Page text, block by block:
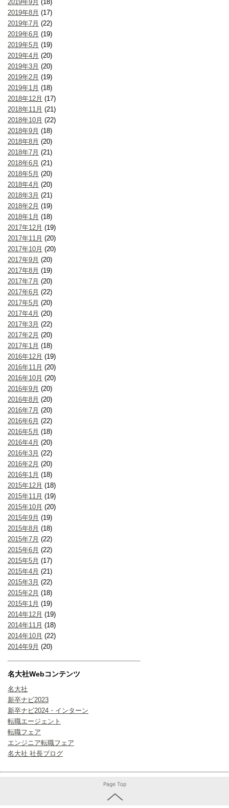
2019年9月 (18)
2019年8月 (17)
2019年7月 (22)
2019年6月 (19)
2019年5月 (19)
2019年4月 (20)
2019年3月 (20)
2019年2月 (19)
2019年1月 (18)
2018年12月 (17)
2018年11月 (21)
2018年10月 (22)
2018年9月 (18)
2018年8月 (20)
2018年7月 (21)
2018年6月 (21)
2018年5月 (20)
2018年4月 (20)
2018年3月 (21)
2018年2月 (19)
2018年1月 (18)
2017年12月 (19)
2017年11月 (20)
2017年10月 (20)
2017年9月 (20)
2017年8月 (19)
2017年7月 (20)
2017年6月 (22)
2017年5月 (20)
2017年4月 (20)
2017年3月 (22)
2017年2月 (20)
2017年1月 (18)
2016年12月 (19)
2016年11月 (20)
2016年10月 (20)
2016年9月 (20)
2016年8月 (20)
2016年7月 (20)
2016年6月 (22)
2016年5月 (18)
2016年4月 (20)
2016年3月 (22)
2016年2月 (20)
2016年1月 (18)
2015年12月 (18)
2015年11月 (19)
2015年10月 (20)
2015年9月 (19)
2015年8月 (18)
2015年7月 (22)
2015年6月 (22)
2015年5月 (17)
2015年4月 (21)
2015年3月 (22)
2015年2月 (18)
2015年1月 (19)
2014年12月 (19)
2014年11月 (18)
2014年10月 (22)
2014年9月 (20)
名大社Webコンテンツ
名大社
新卒ナビ2023
新卒ナビ2024・インターン
転職エージェント
転職フェア
エンジニア転職フェア
名大社 社長ブログ